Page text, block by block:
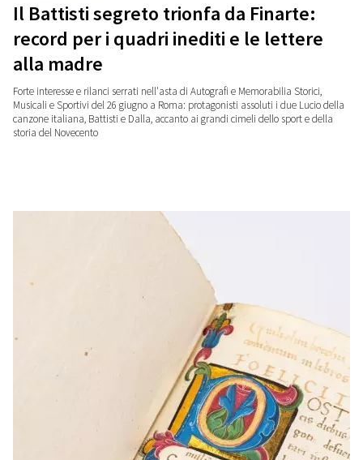
Il Battisti segreto trionfa da Finarte:
record per i quadri inediti e le lettere
alla madre
Forte interesse e rilanci serrati nell'asta di Autografi e Memorabilia Storici,
Musicali e Sportivi del 26 giugno a Roma: protagonisti assoluti i due Lucio della
canzone italiana, Battisti e Dalla, accanto ai grandi cimeli dello sport e della
storia del Novecento